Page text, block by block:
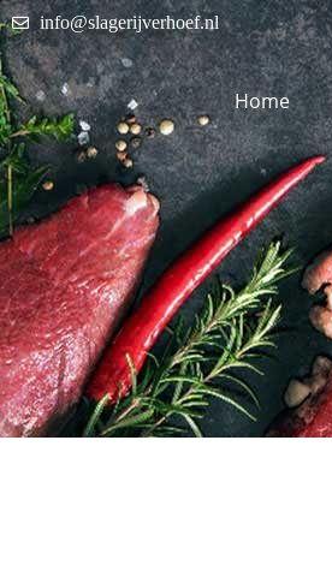
info@slagerijverhoef.nl
Home